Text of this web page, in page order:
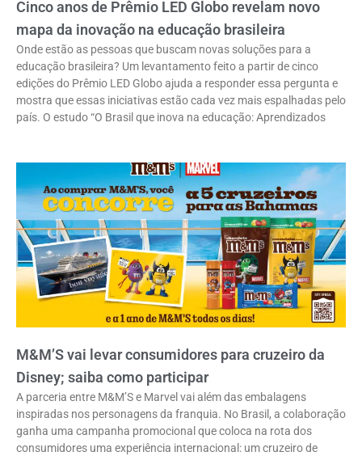
Cinco anos de Prêmio LED Globo revelam novo
mapa da inovação na educação brasileira
Onde estão as pessoas que buscam novas soluções para a
educação brasileira? Um levantamento feito a partir de cinco
edições do Prêmio LED Globo ajuda a responder essa pergunta e
mostra que essas iniciativas estão cada vez mais espalhadas pelo
país. O estudo “O Brasil que inova na educação: Aprendizados
M&M’S vai levar consumidores para cruzeiro da
Disney; saiba como participar
A parceria entre M&M’S e Marvel vai além das embalagens
inspiradas nos personagens da franquia. No Brasil, a colaboração
ganha uma campanha promocional que coloca na rota dos
consumidores uma experiência internacional: um cruzeiro de